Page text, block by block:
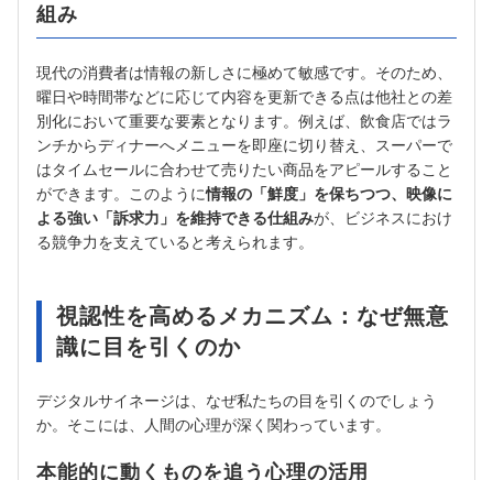
組み
現代の消費者は情報の新しさに極めて敏感です。そのため、
曜日や時間帯などに応じて内容を更新できる点は他社との差
別化において重要な要素となります。例えば、飲食店ではラ
ンチからディナーへメニューを即座に切り替え、スーパーで
はタイムセールに合わせて売りたい商品をアピールすること
ができます。このように情報の「鮮度」を保ちつつ、映像に
よる強い「訴求力」を維持できる仕組みが、ビジネスにおけ
る競争力を支えていると考えられます。
視認性を高めるメカニズム：なぜ無意
識に目を引くのか
デジタルサイネージは、なぜ私たちの目を引くのでしょう
か。そこには、人間の心理が深く関わっています。
本能的に動くものを追う心理の活用